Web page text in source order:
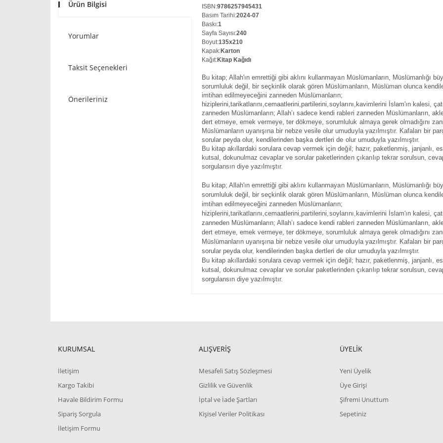
Ürün Bilgisi
Yorumlar
Taksit Seçenekleri
Önerileriniz
ISBN :9786257945431
Basım Tarihi:2024-07
Baskı:1
Sayfa Sayısı:240
Boyut:135x210
Kapak:Karton
Kağıt:Kitap Kağıdı
Bu kitap; Allah'ın emrettiği gibi aklını kullanmayan Müslümanların, Müslümanlığı
sorumluluk değil, bir seçkinlik olarak gören Müslümanların, Müslüman olunca
imtihan edilmeyeceğini zanneden Müslümanların;
hiziplerini,tarikatlarını,cemaatlerini,partilerini,soylarını,kavimlerini İslam'ın kalesi,
zanneden Müslümanların; Allah’ı sadece kendi rableri zanneden Müslümanların,
dert etmeye, emek vermeye, ter dökmeye, sorumluluk almaya gerek olmadığını
Müslümanların uyanışına bir nebze vesile olur umuduyla yazılmıştır. Kafaları bir
sorular peyda olur, kendilerinden başka dertleri de olur umuduyla yazılmıştır.
Bu kitap akıllardaki sorulara cevap vermek için değil; hazır, paketlenmiş, janjanlı,
kutsal, dokunulmaz cevaplar ve sorular paketlerinden çıkarılıp tekrar sorulsun,
sorgulansın diye yazılmıştır.
Bu kitap; Allah'ın emrettiği gibi aklını kullanmayan Müslümanların, Müslümanlığı
sorumluluk değil, bir seçkinlik olarak gören Müslümanların, Müslüman olunca
imtihan edilmeyeceğini zanneden Müslümanların;
hiziplerini,tarikatlarını,cemaatlerini,partilerini,soylarını,kavimlerini İslam'ın kalesi,
zanneden Müslümanların; Allah’ı sadece kendi rableri zanneden Müslümanların,
dert etmeye, emek vermeye, ter dökmeye, sorumluluk almaya gerek olmadığını
Müslümanların uyanışına bir nebze vesile olur umuduyla yazılmıştır. Kafaları bir
sorular peyda olur, kendilerinden başka dertleri de olur umuduyla yazılmıştır.
Bu kitap akıllardaki sorulara cevap vermek için değil; hazır, paketlenmiş, janjanlı,
kutsal, dokunulmaz cevaplar ve sorular paketlerinden çıkarılıp tekrar sorulsun,
sorgulansın diye yazılmıştır.
KURUMSAL
İletişim
Kargo Takibi
Havale Bildirim Formu
Sipariş Sorgula
İletişim Formu
ALIŞVERİŞ
Mesafeli Satış Sözleşmesi
Gizlilik ve Güvenlik
İptal ve İade Şartları
Kişisel Veriler Politikası
ÜYELİK
Yeni Üyelik
Üye Girişi
Şifremi Unuttum
Sepetiniz